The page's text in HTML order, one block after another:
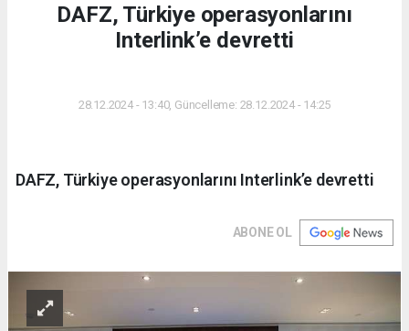
DAFZ, Türkiye operasyonlarını
Interlink’e devretti
28.12.2024 - 13:40, Güncelleme: 28.12.2024 - 14:25
DAFZ, Türkiye operasyonlarını Interlink’e devretti
ABONE OL